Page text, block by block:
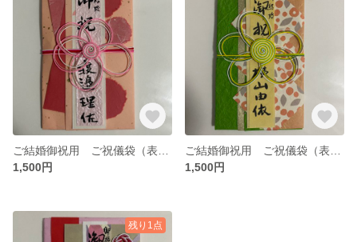
1,500円
1,500円
残り1点